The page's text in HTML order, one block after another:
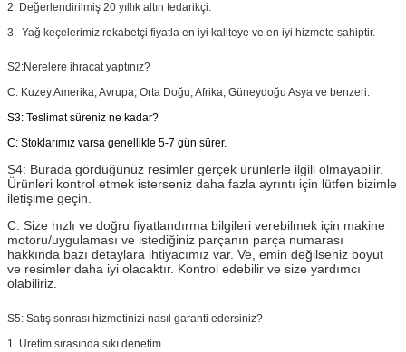
2. Değerlendirilmiş 20 yıllık altın tedarikçi.
3. Yağ keçelerimiz rekabetçi fiyatla en iyi kaliteye ve en iyi hizmete sahiptir.
S2:Nerelere ihracat yaptınız?
C: Kuzey Amerika, Avrupa, Orta Doğu, Afrika, Güneydoğu Asya ve benzeri.
S3: Teslimat süreniz ne kadar?
C: Stoklarımız varsa genellikle 5-7 gün sürer.
S4: Burada gördüğünüz resimler gerçek ürünlerle ilgili olmayabilir.
Ürünleri kontrol etmek isterseniz daha fazla ayrıntı için lütfen bizimle
iletişime geçin.
C. Size hızlı ve doğru fiyatlandırma bilgileri verebilmek için makine
motoru/uygulaması ve istediğiniz parçanın parça numarası
hakkında bazı detaylara ihtiyacımız var. Ve, emin değilseniz boyut
ve resimler daha iyi olacaktır. Kontrol edebilir ve size yardımcı
olabiliriz.
S5: Satış sonrası hizmetinizi nasıl garanti edersiniz?
1. Üretim sırasında sıkı denetim